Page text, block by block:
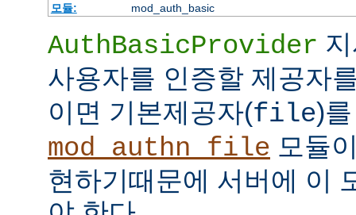
모듈:
mod_auth_basic
AuthBasicProvider
사용자를 인증할 제공자
이면 기본제공자(file)
mod_authn_file 모듈
현하기때문에 서버에 이